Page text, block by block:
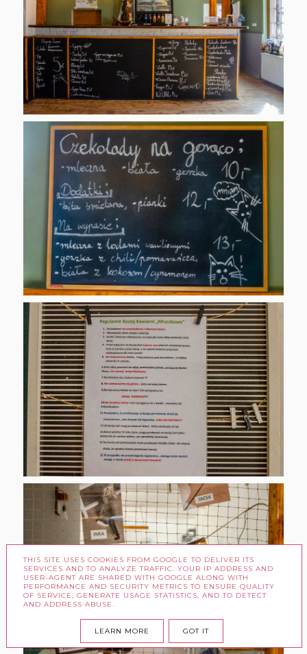
THIS SITE USES COOKIES FROM GOOGLE TO DELIVER ITS
SERVICES AND TO ANALYZE TRAFFIC. YOUR IP ADDRESS AND
USER-AGENT ARE SHARED WITH GOOGLE ALONG WITH
PERFORMANCE AND SECURITY METRICS TO ENSURE QUALITY
OF SERVICE, GENERATE USAGE STATISTICS, AND TO DETECT
AND ADDRESS ABUSE.
LEARN MORE GOT IT